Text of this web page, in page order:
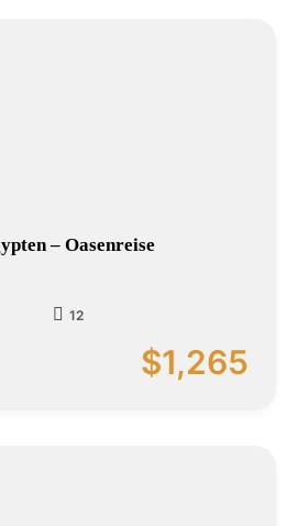
– Oasenreise
12
$1,265